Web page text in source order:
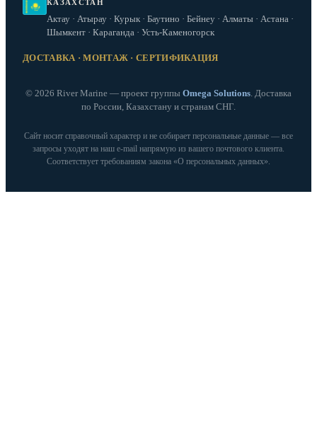
КАЗАХСТАН
Актау · Атырау · Курык · Баутино · Бейнеу · Алматы · Астана ·
Шымкент · Караганда · Усть-Каменогорск
ДОСТАВКА · МОНТАЖ · СЕРТИФИКАЦИЯ
© 2026 River Marine — проект группы Omega Solutions. Доставка
по России, Казахстану и странам СНГ.
Сайт носит справочный характер и не собирает персональные данные — все
запросы уходят на наш e‑mail напрямую из вашего почтового клиента.
Соответствует требованиям закона «О персональных данных».